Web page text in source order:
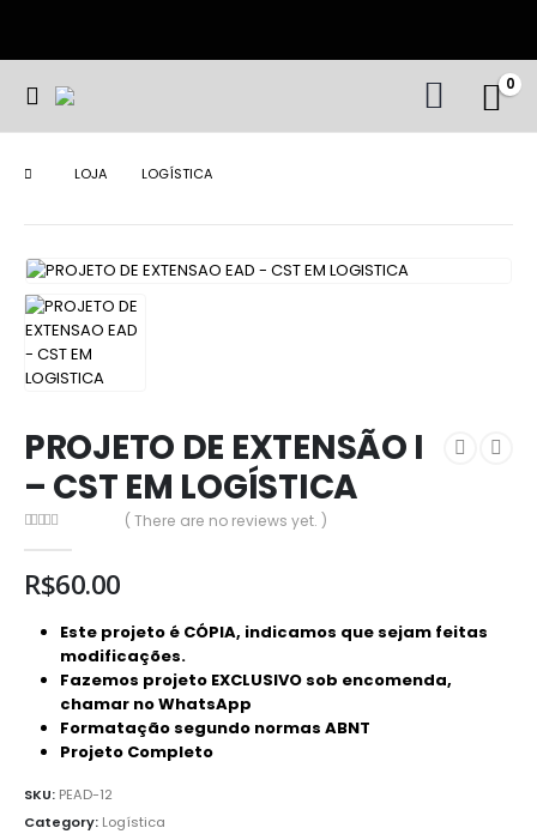
0
LOJA
LOGÍSTICA
PROJETO DE EXTENSÃO I
– CST EM LOGÍSTICA
( There are no reviews yet. )
R$60.00
Este projeto é CÓPIA, indicamos que sejam feitas
modificações.
Fazemos projeto EXCLUSIVO sob encomenda,
chamar no WhatsApp
Formatação segundo normas ABNT
Projeto Completo
SKU: PEAD-12
Category: Logística